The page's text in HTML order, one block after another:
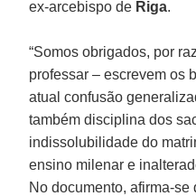
ex-arcebispo de Riga.
“Somos obrigados, por
professar – escrevem os
atual confusão
também disciplina dos
indissolubilidade do
ensino milenar e
No documento, afirma-